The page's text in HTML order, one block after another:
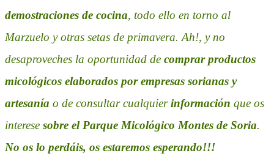
demostraciones de cocina, todo ello en torno al
Marzuelo y otras setas de primavera. Ah!, y no
desaproveches la oportunidad de comprar productos
micológicos elaborados por empresas sorianas y
artesanía o de consultar cualquierinformación que os
interese sobre el Parque Micológico Montes de Soria.
No os lo perdáis, os estaremos esperando!!!